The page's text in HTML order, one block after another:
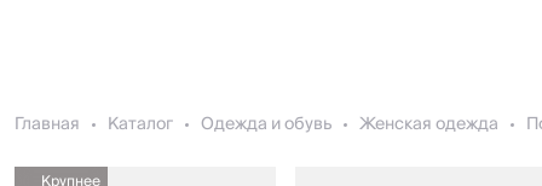
Главная Каталог Одежда и обувь Женская одежда